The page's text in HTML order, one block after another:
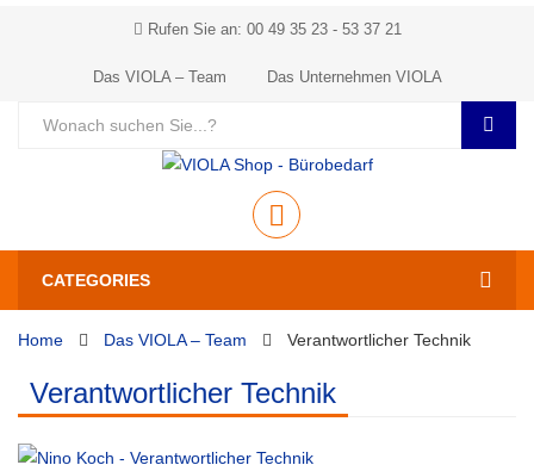
Rufen Sie an: 00 49 35 23 - 53 37 21
Das VIOLA – Team Das Unternehmen VIOLA
CATEGORIES
Home Das VIOLA – Team Verantwortlicher Technik
Verantwortlicher Technik